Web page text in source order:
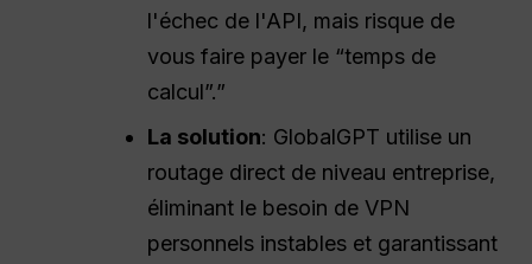
l'échec de l'API, mais risque de
vous faire payer le “temps de
calcul”.”
La solution: GlobalGPT utilise un
routage direct de niveau entreprise,
éliminant le besoin de VPN
personnels instables et garantissant